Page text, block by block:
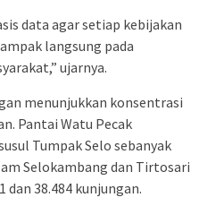
data agar setiap kebijakan
langsung pada
ujarnya.
menunjukkan konsentrasi
Pantai Watu Pecak
Tumpak Selo sebanyak
Selokambang dan Tirtosari
38.484 kunjungan.